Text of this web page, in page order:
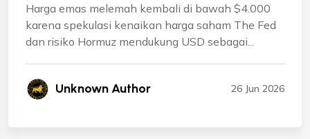
Harga emas melemah kembali di bawah $4.000
karena spekulasi kenaikan harga saham The Fed
dan risiko Hormuz mendukung USD sebagai...
Unknown Author 26 Jun 2026